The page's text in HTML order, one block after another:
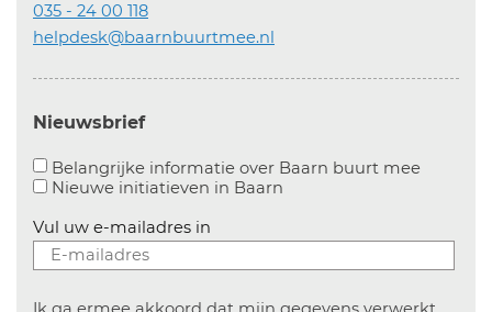
035 - 24 00 118
helpdesk@baarnbuurtmee.nl
Nieuwsbrief
Belangrijke informatie over Baarn buurt mee
Nieuwe initiatieven in Baarn
Vul uw e-mailadres in